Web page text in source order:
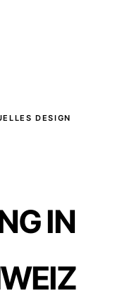
DESIGN
IN